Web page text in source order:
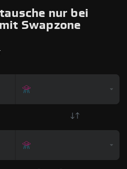
nur bei
Swapzone